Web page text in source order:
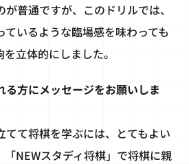
普通ですが、このドリルでは、
いるような臨場感を味わっても
立体的にしました。
る方にメッセージをお願いしま
てて将棋を学ぶには、とてもよい
「NEWスタディ将棋」で将棋に親